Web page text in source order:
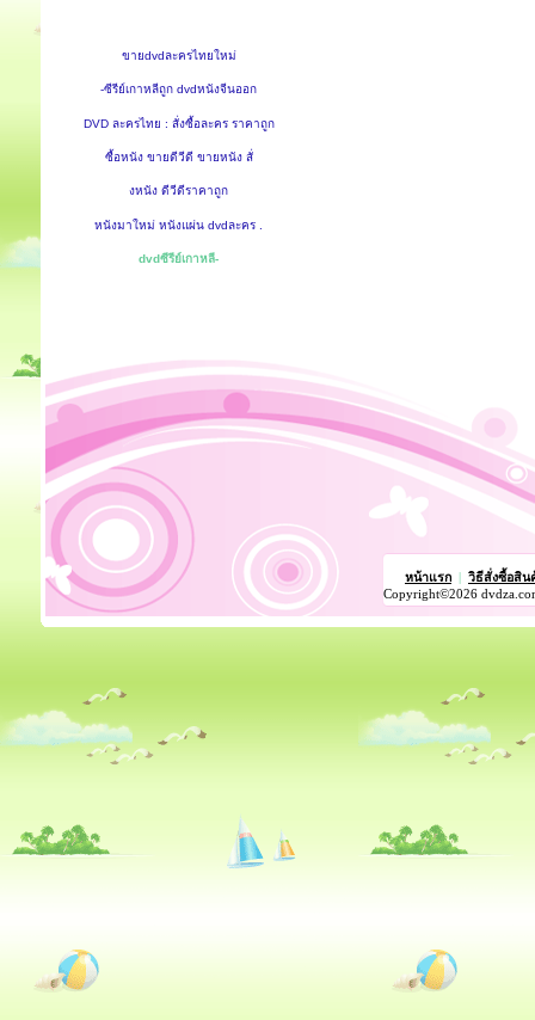
ขายdvdละครไทยใหม่
-ซีรีย์เกาหลีถูก dvdหนังจีนออก
DVD ละครไทย : สั่งซื้อละคร ราคาถูก
ซื้อหนัง ขายดีวีดี ขายหนัง สั่
งหนัง ดีวีดีราคาถูก
หนังมาใหม่ หนังแผ่น dvdละคร .
dvdซีรีย์เกาหลี-
หน้าแรก
วิธีสั่งซื้อสิน
Copyright©2026